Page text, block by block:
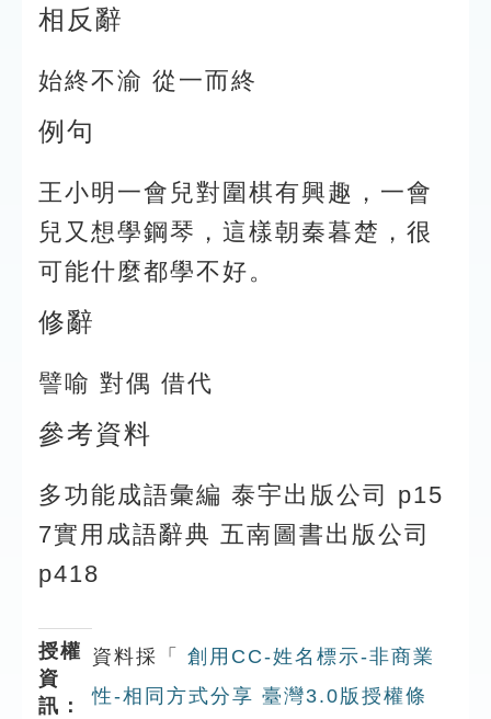
相反辭
始終不渝 從一而終
例句
王小明一會兒對圍棋有興趣，一會
兒又想學鋼琴，這樣朝秦暮楚，很
可能什麼都學不好。
修辭
譬喻 對偶 借代
參考資料
多功能成語彙編 泰宇出版公司 p15
7實用成語辭典 五南圖書出版公司
p418
授權
資
訊：
資料採「
創用CC-姓名標示-非商業
性-相同方式分享 臺灣3.0版授權條